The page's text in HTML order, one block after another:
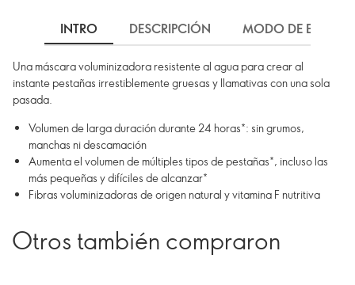
INTRO DESCRIPCIÓN MODO DE EMPLEO
Una máscara voluminizadora resistente al agua para crear al
instante pestañas irrestiblemente gruesas y llamativas con una sola
pasada.
Volumen de larga duración durante 24 horas*: sin grumos,
manchas ni descamación
Aumenta el volumen de múltiples tipos de pestañas*, incluso las
más pequeñas y difíciles de alcanzar*
Fibras voluminizadoras de origen natural y vitamina F nutritiva
Otros también compraron